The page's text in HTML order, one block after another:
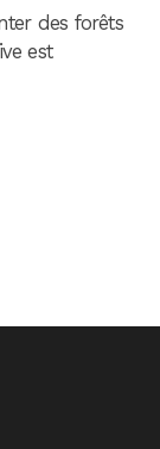
des forêts
est